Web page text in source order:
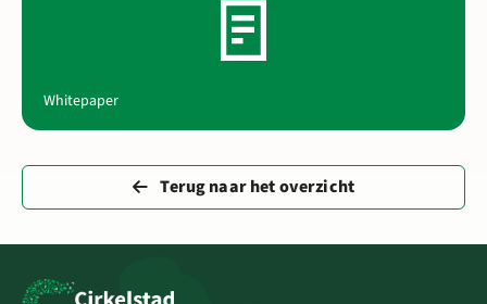
Whitepaper
Terug naar het overzicht